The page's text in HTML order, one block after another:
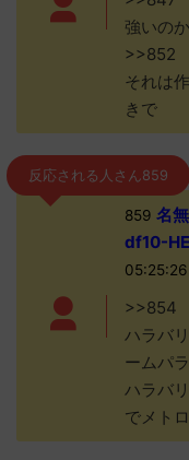
強いの
>>852
それは
きで
反応される人さん859
859 名
df10-
>>854
ハラバ
ームパ
ハラバ
でメト